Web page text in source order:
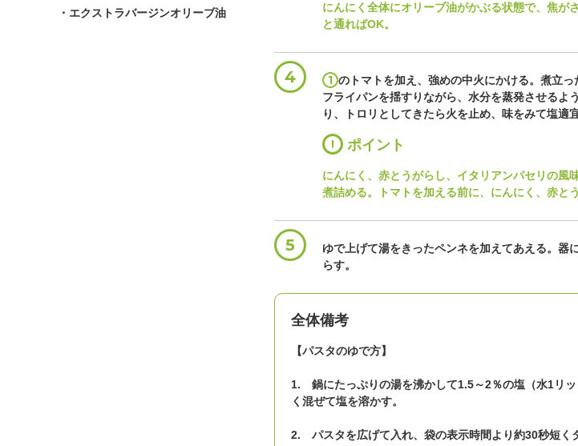
・エクストラバージンオリーブ油
にんにく全体にオリーブ油がかぶる状態で、焦が
と通ればOK。
4 1 のトマトを加え、強めの中火にかける。煮立っ
フライパンを揺すりながら、水分を蒸発させるよ
り、トロリとしてきたら火を止め、味をみて塩適
! ポイント
にんにく、赤とうがらし、イタリアンパセリの風
煮詰める。トマトを加える前に、にんにく、赤と
5
ゆで上げて湯をきったペンネを加えてあえる。器
らす。
全体備考
【パスタのゆで方】
1. 鍋にたっぷりの湯を沸かして1.5～2％の塩（水1リ
く混ぜて塩を溶かす。
2. パスタを広げて入れ、袋の表示時間より約30秒短く